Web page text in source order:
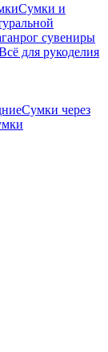
Сумки и
сувениры
для рукоделия
Сумки через